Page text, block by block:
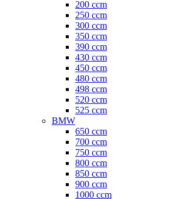
200 ccm
250 ccm
300 ccm
350 ccm
390 ccm
430 ccm
450 ccm
480 ccm
498 ccm
520 ccm
525 ccm
BMW
650 ccm
700 ccm
750 ccm
800 ccm
850 ccm
900 ccm
1000 ccm